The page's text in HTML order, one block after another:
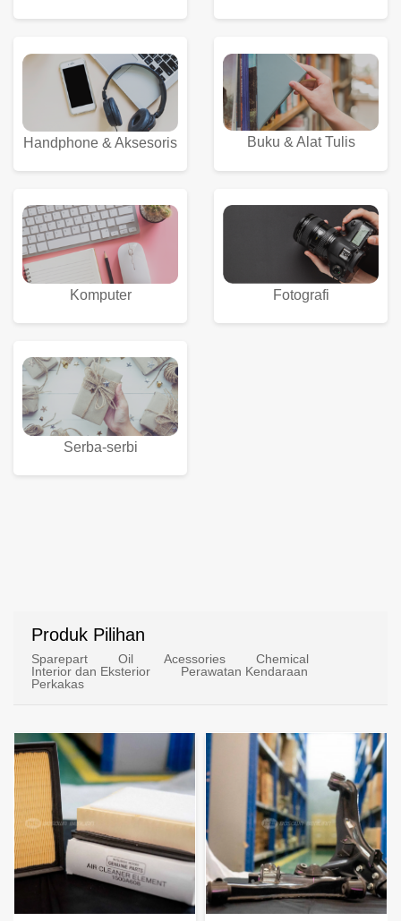
Handphone & Aksesoris Buku & Alat Tulis
Komputer Fotografi
Serba-serbi
Produk Pilihan
Sparepart Oil Acessories
Chemical
Interior dan Eksterior
Perawatan Kendaraan
Perkakas